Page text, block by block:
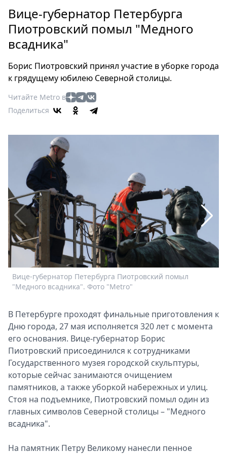
Россия
Мир
Здоровье
Туризм
Мода
Театр
Кино
Книги
Выставки
Пресс-
релизы
О
Metro
Стримы
Спецпроекты
Звезды
Выборы
2026
Скачай
Вице-губернатор Петербурга
Пиотровский помыл "Медного
всадника"
Борис Пиотровский принял участие в уборке города
к грядущему юбилею Северной столицы.
Читайте Metro в
Поделиться
Вице-губернатор Петербурга Пиотровский помыл
"Медного всадника". Фото "Metro"
В Петербурге проходят финальные приготовления к
Дню города, 27 мая исполняется 320 лет с момента
его основания. Вице-губернатор Борис
Пиотровский присоединился к сотрудниками
Государственного музея городской скульптуры,
которые сейчас занимаются очищением
памятников, а также уборкой набережных и улиц.
Стоя на подъемнике, Пиотровский помыл один из
главных символов Северной столицы – "Медного
всадника".
На памятник Петру Великому нанесли пенное